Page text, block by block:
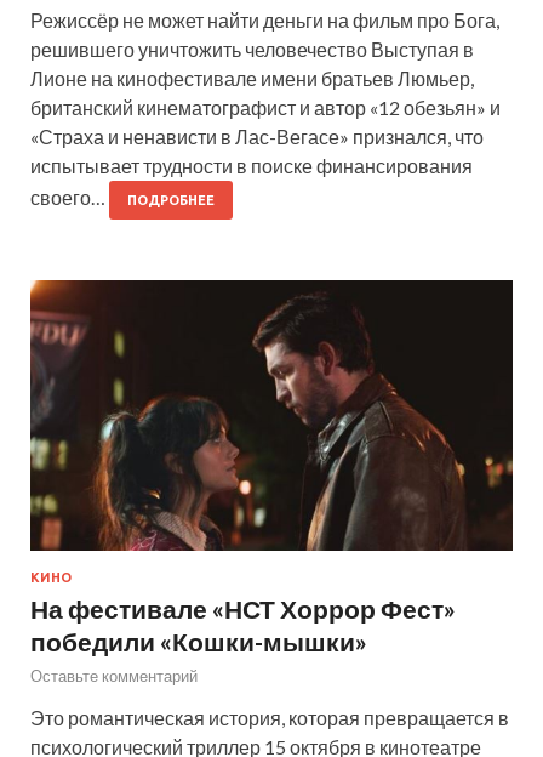
Режиссёр не может найти деньги на фильм про Бога,
решившего уничтожить человечество Выступая в
Лионе на кинофестивале имени братьев Люмьер,
британский кинематографист и автор «12 обезьян» и
«Страха и ненависти в Лас-Вегасе» признался, что
испытывает трудности в поиске финансирования
своего…
ПОДРОБНЕЕ
КИНО
На фестивале «НСТ Хоррор Фест»
победили «Кошки-мышки»
Оставьте комментарий
Это романтическая история, которая превращается в
психологический триллер 15 октября в кинотеатре